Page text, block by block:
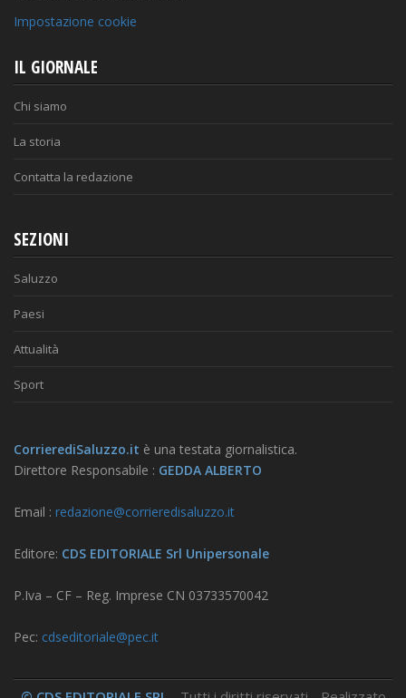
Impostazione cookie
IL GIORNALE
Chi siamo
La storia
Contatta la redazione
SEZIONI
Saluzzo
Paesi
Attualità
Sport
CorrierediSaluzzo.it è una testata giornalistica.
Direttore Responsabile : GEDDA ALBERTO
Email : redazione@corrieredisaluzzo.it
Editore: CDS EDITORIALE Srl Unipersonale
P.Iva – CF – Reg. Imprese CN 03733570042
Pec: cdseditoriale@pec.it